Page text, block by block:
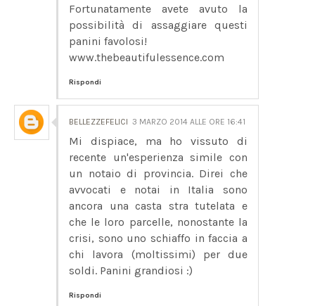
Fortunatamente avete avuto la
possibilità di assaggiare questi
panini favolosi!
www.thebeautifulessence.com
Rispondi
BELLEZZEFELICI 3 MARZO 2014 ALLE ORE 16:41
Mi dispiace, ma ho vissuto di
recente un'esperienza simile con
un notaio di provincia. Direi che
avvocati e notai in Italia sono
ancora una casta stra tutelata e
che le loro parcelle, nonostante la
crisi, sono uno schiaffo in faccia a
chi lavora (moltissimi) per due
soldi. Panini grandiosi :)
Rispondi